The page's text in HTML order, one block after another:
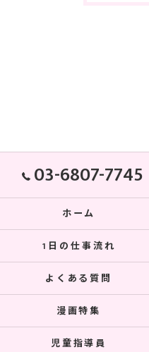
03-6807-7745
ホーム
1日の仕事流れ
よくある質問
漫画特集
児童指導員